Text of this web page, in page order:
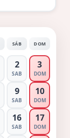
SÁB DOM
2
SAB
3
DOM
9
SAB
10
DOM
16
SAB
17
DOM